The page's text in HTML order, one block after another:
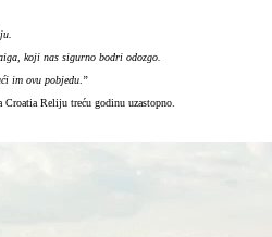
koji nas sigurno bodri odozgo.
im ovu pobjedu .’’
Reliju treću godinu uzastopno.